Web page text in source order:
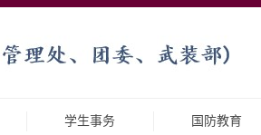
学生事务 国防教育